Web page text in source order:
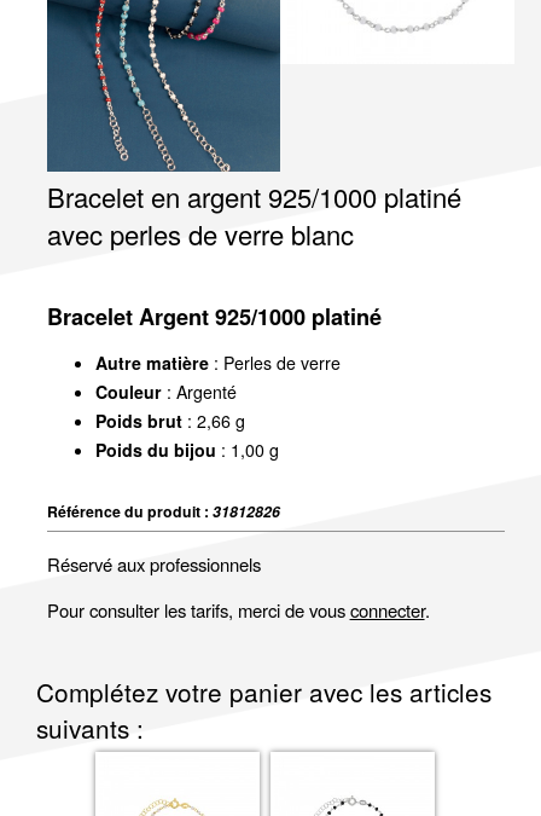
Bracelet en argent 925/1000 platiné
avec perles de verre blanc
Bracelet Argent 925/1000 platiné
Autre matière: Perles de verre
Couleur: Argenté
Poids brut: 2,66 g
Poids du bijou : 1,00 g
Référence du produit : 31812826
Réservé aux professionnels
Pour consulter les tarifs, merci de vousconnecter.
Complétez votre panier avec les articles
suivants :